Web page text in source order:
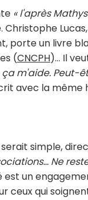
« l'après
porte un livre
(CNCPH)... Il
m'aide. Peut-
avec la même
simple,
Ne
un
ceux qui